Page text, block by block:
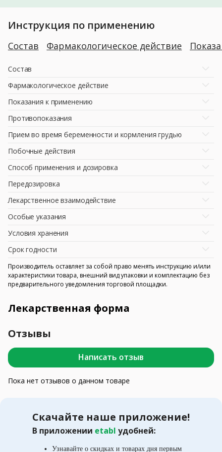
Инструкция по применению
Состав Фармакологическое действие
Состав
Фармакологическое действие
Показания к применению
Противопоказания
Прием во время беременности и кормления грудью
Побочные действия
Способ применения и дозировка
Передозировка
Лекарственное взаимодействие
Особые указания
Условия хранения
Срок годности
Производитель оставляет за собой право менять инструкцию и/или
характеристики товара, внешний вид упаковки и комплектацию без
предварительного уведомления торговой площадки.
Лекарственная форма
Отзывы
Написать отзыв
Пока нет отзывов о данном товаре
Скачайте наше приложение!
В приложении etabl удобней:
Узнавайте о скидках и товарах дня первым